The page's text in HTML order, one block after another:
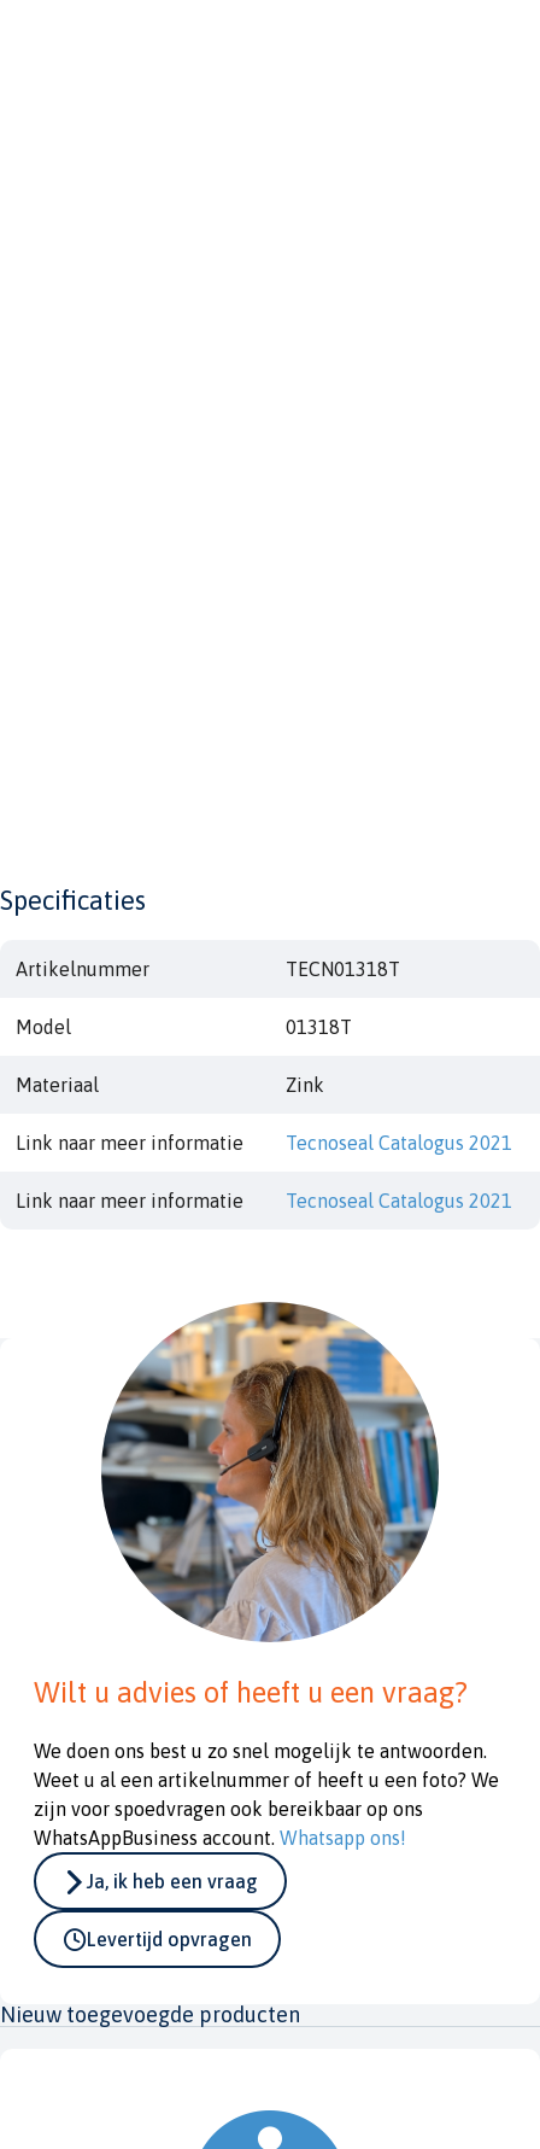
Specificaties
Artikelnummer TECN01318T
Model 01318T
Materiaal Zink
Link naar meer informatie Tecnoseal Catalogus 2021
Link naar meer informatie Tecnoseal Catalogus 2021
Wilt u advies of heeft u een vraag?
We doen ons best u zo snel mogelijk te antwoorden.
Weet u al een artikelnummer of heeft u een foto? We
zijn voor spoedvragen ook bereikbaar op ons
WhatsAppBusiness account. Whatsapp ons!
Ja, ik heb een vraag
Levertijd opvragen
Nieuw toegevoegde producten